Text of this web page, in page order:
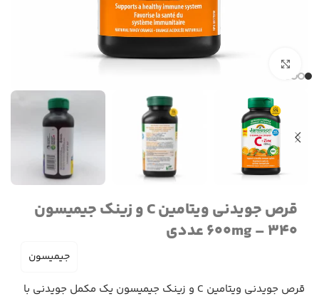
برای بزرگنمایی کلیک کنید
قرص جویدنی ویتامین C و زینک جیمیسون
600mg – 340 عددی
جیمیسون
قرص جویدنی ویتامین C و زینک جیمیسون یک مکمل جویدنی با